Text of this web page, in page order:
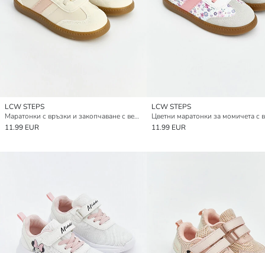
LCW STEPS
Маратонки с връзки и закопчаване с велкро за момиче
11.99 EUR
LCW STEPS
11.99 EUR